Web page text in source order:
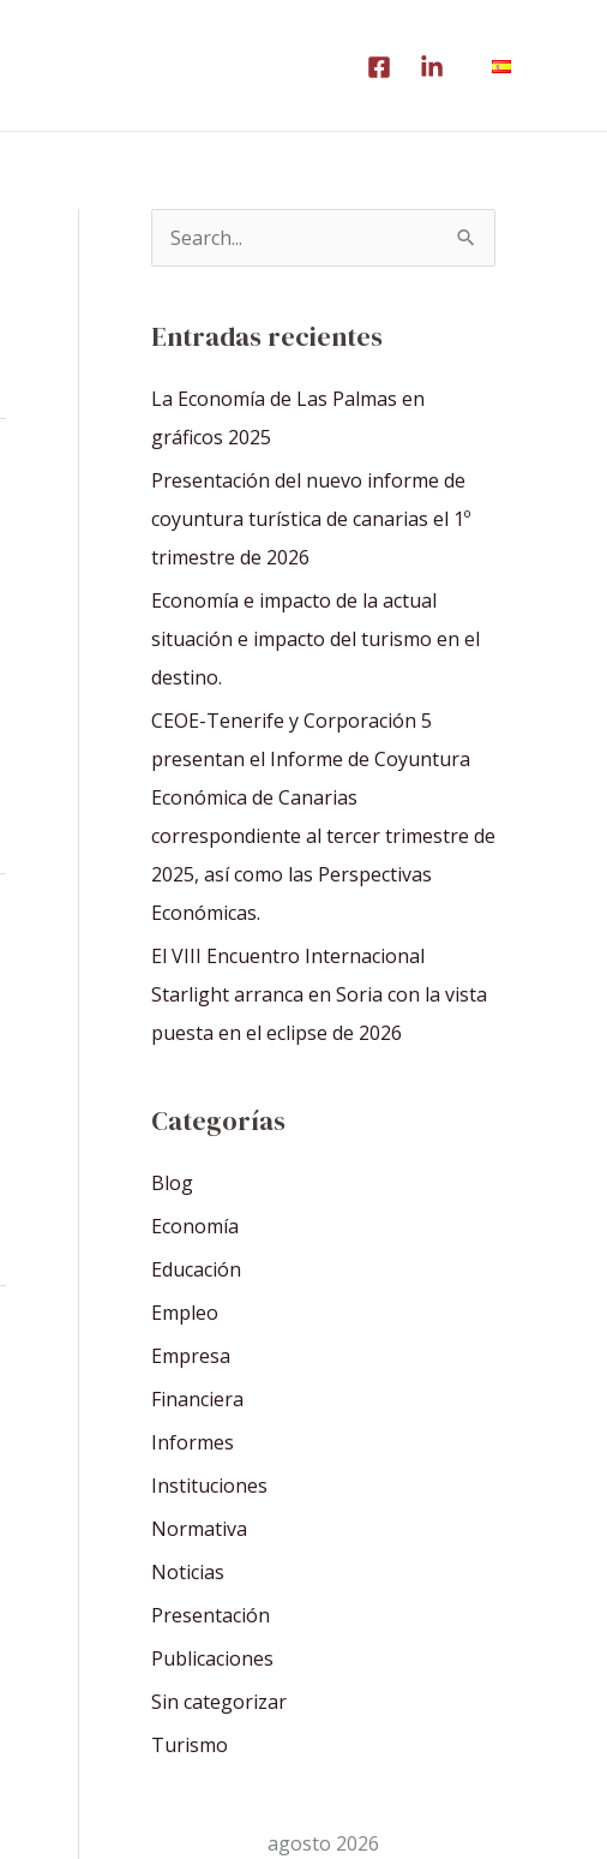
a
r
p
o
r
:
Entradas recientes
La Economía de Las Palmas en
gráficos 2025
Presentación del nuevo informe de
coyuntura turística de canarias el 1º
trimestre de 2026
Economía e impacto de la actual
situación e impacto del turismo en el
destino.
CEOE-Tenerife y Corporación 5
presentan el Informe de Coyuntura
Económica de Canarias
correspondiente al tercer trimestre de
2025, así como las Perspectivas
Económicas.
El VIII Encuentro Internacional
Starlight arranca en Soria con la vista
puesta en el eclipse de 2026
Categorías
Blog
Economía
Educación
Empleo
Empresa
Financiera
Informes
Instituciones
Normativa
Noticias
Presentación
Publicaciones
Sin categorizar
Turismo
agosto 2026